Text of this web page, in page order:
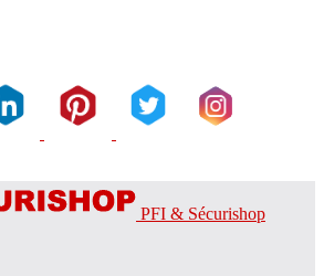
PFI & Sécurishop